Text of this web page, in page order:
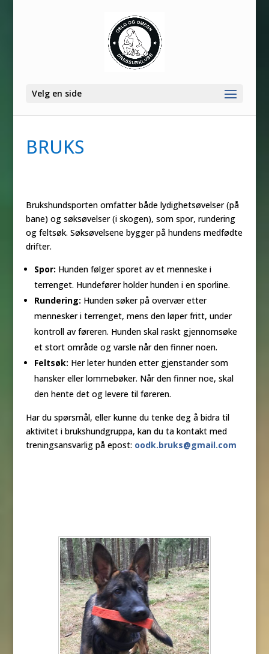
Velg en side
BRUKS
Brukshundsporten omfatter både lydighetsøvelser (på
bane) og søksøvelser (i skogen), som spor, rundering
og feltsøk. Søksøvelsene bygger på hundens medfødte
drifter.
Spor: Hunden følger sporet av et menneske i
terrenget. Hundefører holder hunden i en sporline.
Rundering: Hunden søker på overvær etter
mennesker i terrenget, mens den løper fritt, under
kontroll av føreren. Hunden skal raskt gjennomsøke
et stort område og varsle når den finner noen.
Feltsøk: Her leter hunden etter gjenstander som
hansker eller lommebøker. Når den finner noe, skal
den hente det og levere til føreren.
Har du spørsmål, eller kunne du tenke deg å bidra til
aktivitet i brukshundgruppa, kan du ta kontakt med
treningsansvarlig på epost: oodk.bruks@gmail.com